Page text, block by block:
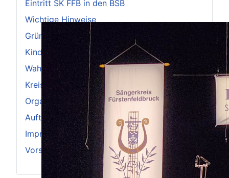
Eintritt SK FFB in den BSB
Wichtige Hinweise
Gründung 1949
Kinder- und Jugendchöre
Wahlspruch und Fanfare
Kreischorleitung
Organisation
Auftakt zum 75-jährigen Jubiläum
Impressum
Vorstand